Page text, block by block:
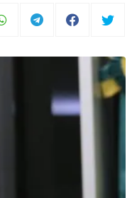
Geral Zélia Casoni